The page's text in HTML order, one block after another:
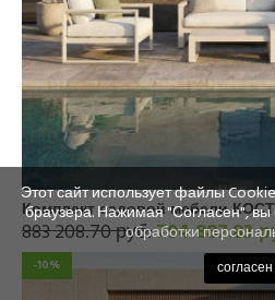
Комплект садовой мебели
883 208.70 руб.794 887.83
-10%
Этот сайт использует файлы
браузера. Нажимая "Согласен",
обработки
согласен